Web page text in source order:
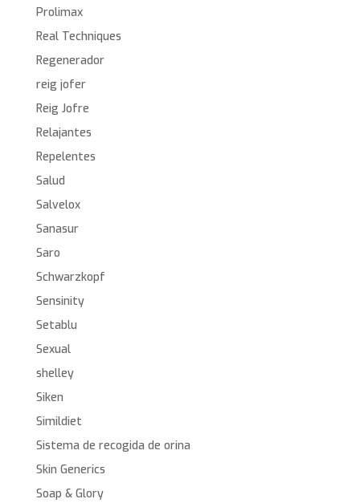
Prolimax
Real Techniques
Regenerador
reig jofer
Reig Jofre
Relajantes
Repelentes
Salud
Salvelox
Sanasur
Saro
Schwarzkopf
Sensinity
Setablu
Sexual
shelley
Siken
Simildiet
Sistema de recogida de orina
Skin Generics
Soap & Glory